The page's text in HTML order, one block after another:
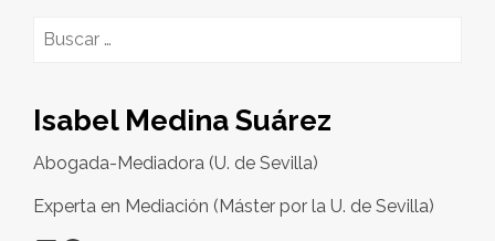
Buscar:
Isabel Medina Suárez
Abogada-Mediadora (U. de Sevilla)
Experta en Mediación (Máster por la U. de Sevilla)